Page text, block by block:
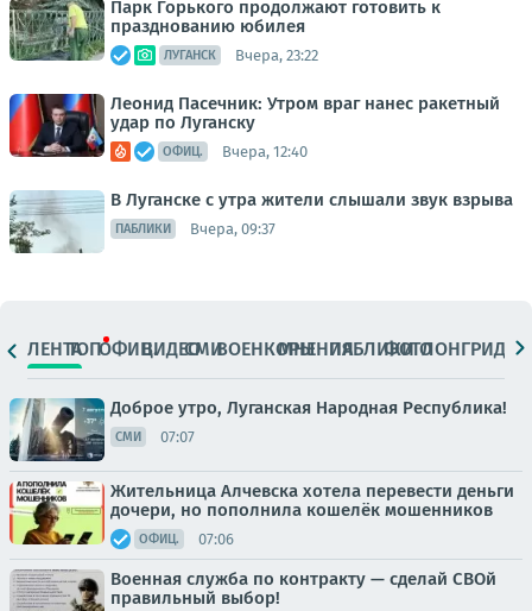
Парк Горького продолжают готовить к
празднованию юбилея
ЛУГАНСК Вчера, 23:22
Леонид Пасечник: Утром враг нанес ракетный
удар по Луганску
ОФИЦ. Вчера, 12:40
В Луганске с утра жители слышали звук взрыва
ПАБЛИКИ Вчера, 09:37
ЛЕНТАТОПОФИЦ.ВИДЕОСМИВОЕНКОРЫМНЕНИЯПАБЛИКИ
ФОТОЛОНГРИДЫ
Доброе утро, Луганская Народная Республика!
СМИ 07:07
Жительница Алчевска хотела перевести деньги
дочери, но пополнила кошелёк мошенников
ОФИЦ. 07:06
Военная служба по контракту — сделай СВОй
правильный выбор!